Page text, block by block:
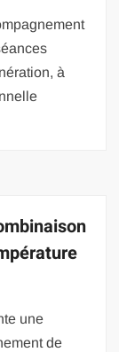
à
une
de